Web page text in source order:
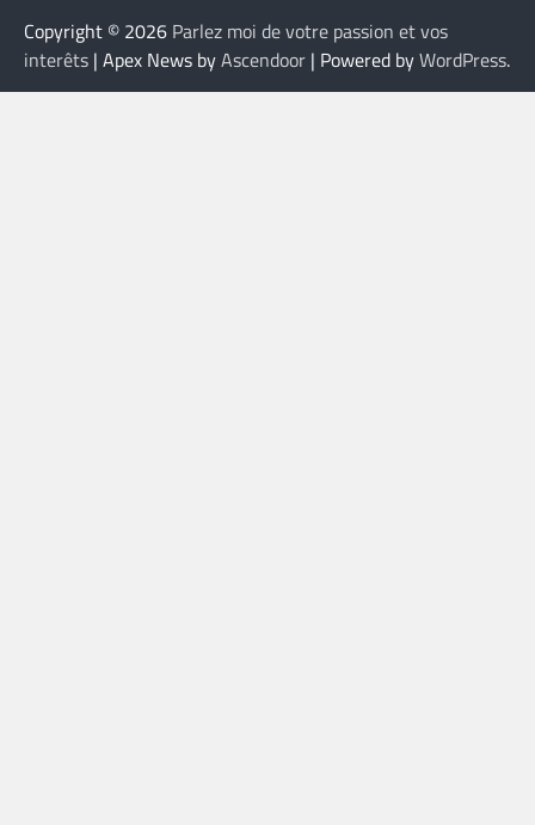
Copyright © 2026 Parlez moi de votre passion et vos
interêts | Apex News byAscendoor | Powered byWordPress.